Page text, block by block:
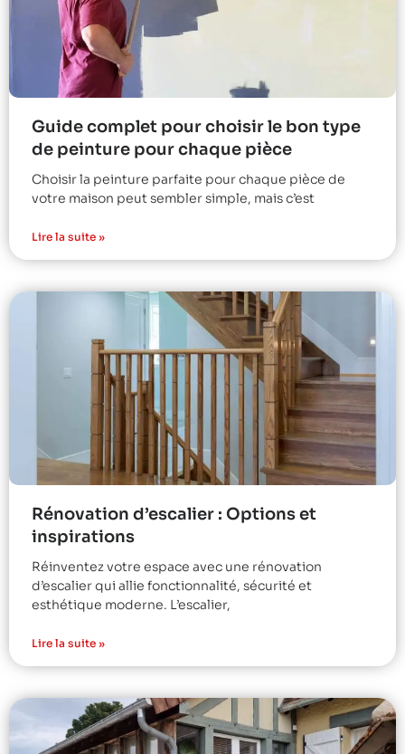
Guide complet pour choisir le bon type
de peinture pour chaque pièce
Choisir la peinture parfaite pour chaque pièce de
votre maison peut sembler simple, mais c’est
Lire la suite »
Rénovation d’escalier : Options et
inspirations
Réinventez votre espace avec une rénovation
d’escalier qui allie fonctionnalité, sécurité et
esthétique moderne. L’escalier,
Lire la suite »